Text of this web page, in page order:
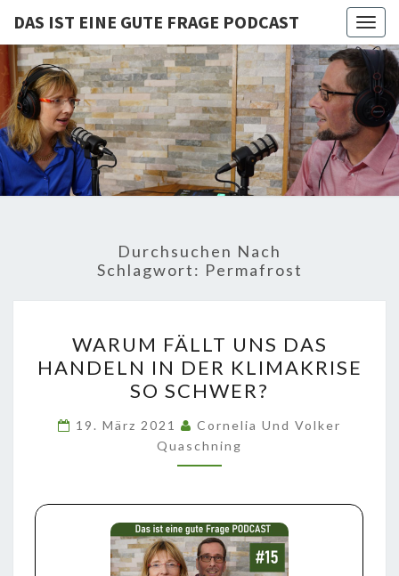
DAS IST EINE GUTE FRAGE PODCAST
DAS IST
EINE
GUTE
FRAGE
PODCAST
Von Cornelia Und
Volker
Quaschning – Der
Podcast Zur
Klimakrise Und
Energierevolution
Energiewende-
Fakten Und
Hintergründe
Durchsuchen Nach
Schlagwort: Permafrost
FÄLLT
UNS
DAS
HANDELN
IN
DER
SO
SCHWER?
WARUM FÄLLT UNS DAS
HANDELN IN DER KLIMAKRISE
SO SCHWER?
19. März 2021
Cornelia Und Volker
Quaschning